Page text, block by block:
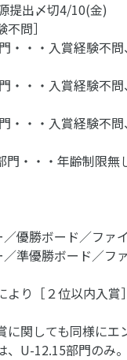
提出〆切4/10(金)
問］
・・・入賞経験不
・・・入賞経験不
・・・入賞経験不
門・・・年齢制限無
／優勝ボード／ファ
／準優勝ボード／フ
より［２位以内入賞
に関しても同様にエ
、U-12.15部門のみ。